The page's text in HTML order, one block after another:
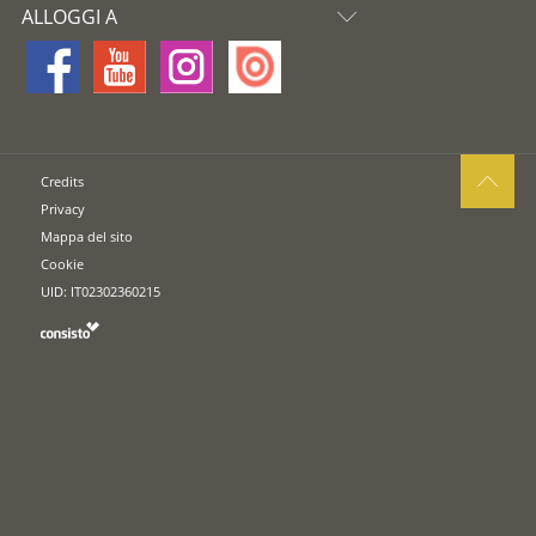
ALLOGGI A
Credits
Privacy
Mappa del sito
Cookie
UID: IT02302360215